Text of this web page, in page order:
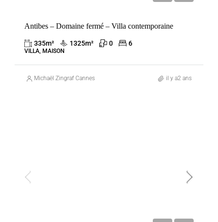
Antibes – Domaine fermé – Villa contemporaine
335m² 1325m² 0 6
VILLA, MAISON
Michaël Zingraf Cannes il y a2 ans